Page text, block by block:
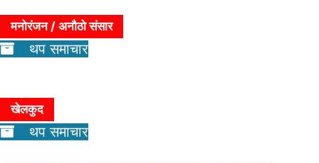
मनोरंजन / अनौठो संसार
थप समाचार
खेलकुद
थप समाचार